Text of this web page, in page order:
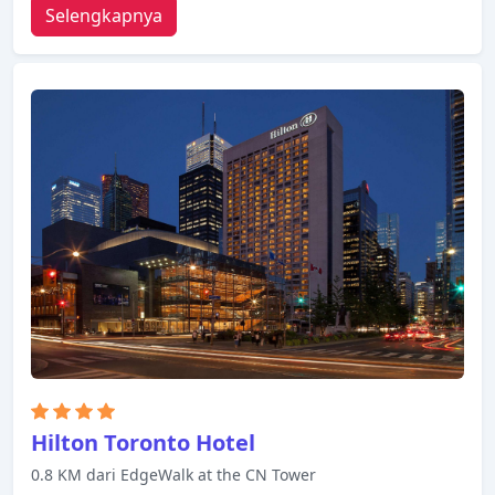
Selengkapnya
Hilton Toronto Hotel
0.8 KM dari EdgeWalk at the CN Tower